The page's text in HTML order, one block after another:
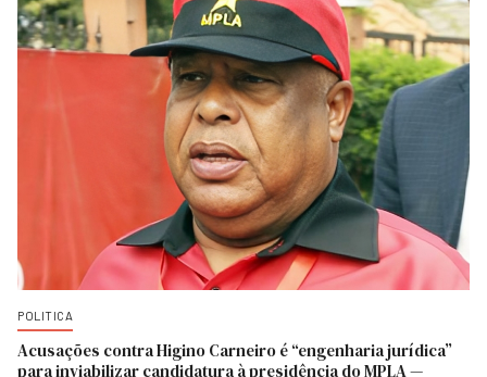
POLITICA
Acusações contra Higino Carneiro é “engenharia jurídica”
para inviabilizar candidatura à presidência do MPLA —